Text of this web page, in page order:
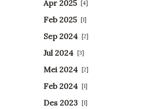
Apr 2025 [4]
Feb 2025 [1]
Sep 2024 [2]
Jul 2024 [3]
Mei 2024 [2]
Feb 2024 [1]
Des 2023 [1]